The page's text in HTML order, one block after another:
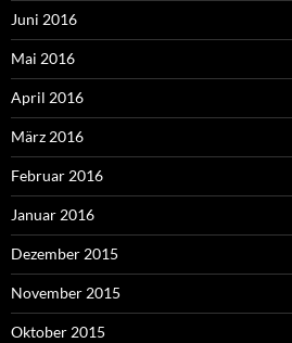
Juni 2016
Mai 2016
April 2016
März 2016
Februar 2016
Januar 2016
Dezember 2015
November 2015
Oktober 2015